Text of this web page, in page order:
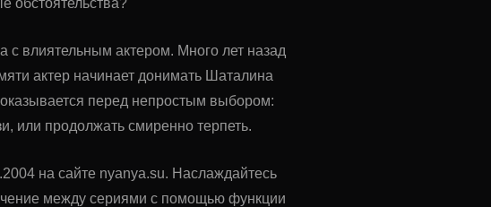
с влиятельным актером. Много лет назад
актер начинает донимать Шаталина
перед непростым выбором:
или продолжать смиренно терпеть.
на сайте nyanya.su. Наслаждайтесь
между сериями с помощью функции